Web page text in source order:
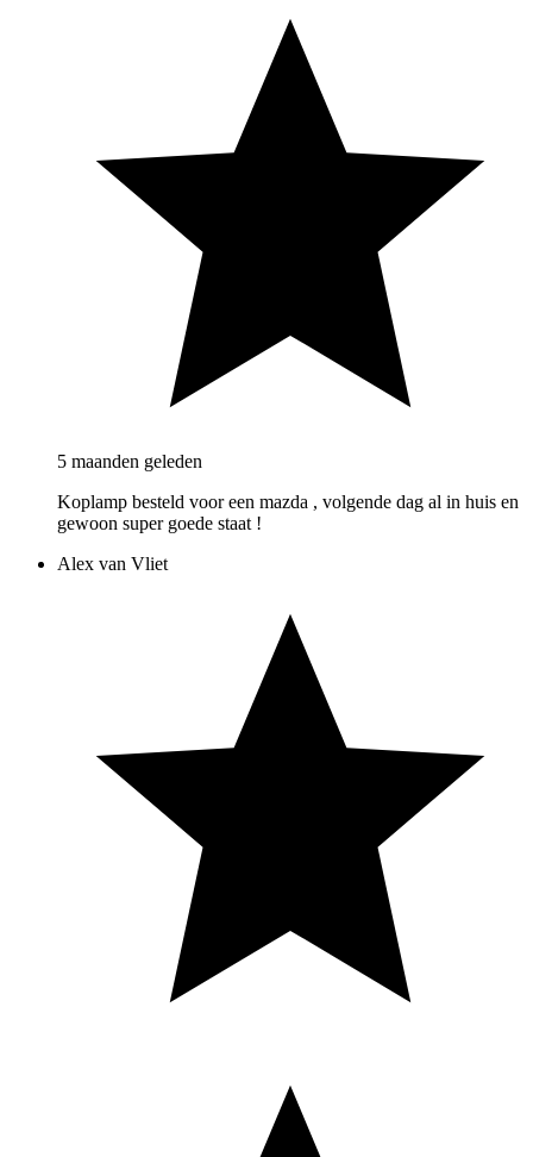
5 maanden geleden
Koplamp besteld voor een mazda , volgende dag al in huis en
gewoon super goede staat !
Alex van Vliet